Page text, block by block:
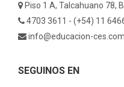
Piso 1 A, Talcahuano 78,
4703 3611 - (+54) 11
info@educacion-
SEGUINOS EN